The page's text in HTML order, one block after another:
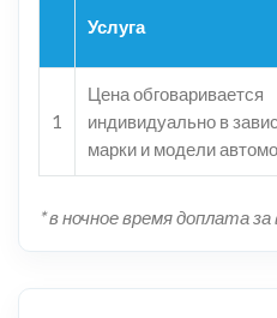
Услуга
1
Цена обговаривается
индивидуально в
марки и модели
* в ночное время доплата